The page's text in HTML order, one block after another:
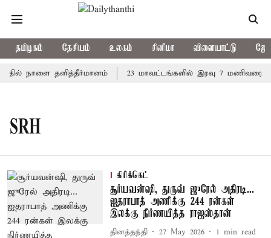
தமிழகம் தேசியம் உலகம் சினிமா விளையாட்டு
நாளை தனித்தீர்மானம் 23 மாவட்டங்களில் இரவு 7 மணிவரை
SRH
கிரிக்கெட்
சூர்யவன்ஷி, துருவ் ஜுரேல் அதிரடி...
ஐதராபாத் அணிக்கு 244 ரன்கள்
இலக்கு நிர்ணயித்த ராஜஸ்தான்
தினத்தந்தி 27 May 2026 1 min read